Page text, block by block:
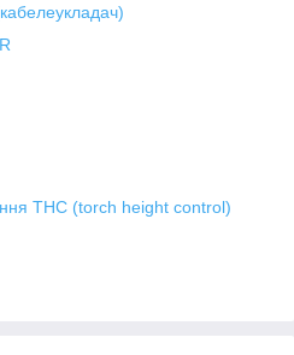
THC (torch height control)